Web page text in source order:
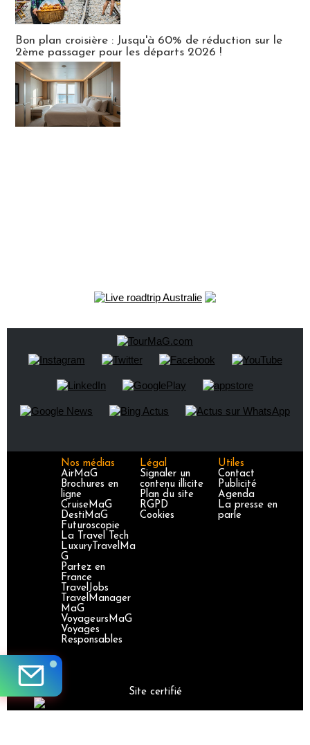
Bon plan croisière : Jusqu'à 60% de réduction sur le
2ème passager pour les départs 2026 !
Nos médias
AirMaG
Brochures en
ligne
CruiseMaG
DestiMaG
Futuroscopie
La Travel Tech
LuxuryTravelMa
G
Partez en
France
TravelJobs
TravelManager
MaG
VoyageursMaG
Voyages
Responsables
Légal
Signaler un
contenu illicite
Plan du site
RGPD
Cookies
Utiles
Contact
Publicité
Agenda
La presse en
parle
Site certifié